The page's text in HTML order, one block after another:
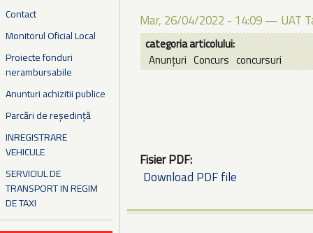
Contact
Monitorul Oficial Local
Proiecte fonduri
nerambursabile
Anunturi achizitii publice
Parcări de reședință
INREGISTRARE
VEHICULE
SERVICIUL DE
TRANSPORT IN REGIM
DE TAXI
Mar, 26/04/2022 - 14:09 — UAT
categoria articolului:
Anunțuri Concurs concursuri
Fisier PDF:
Download PDF file